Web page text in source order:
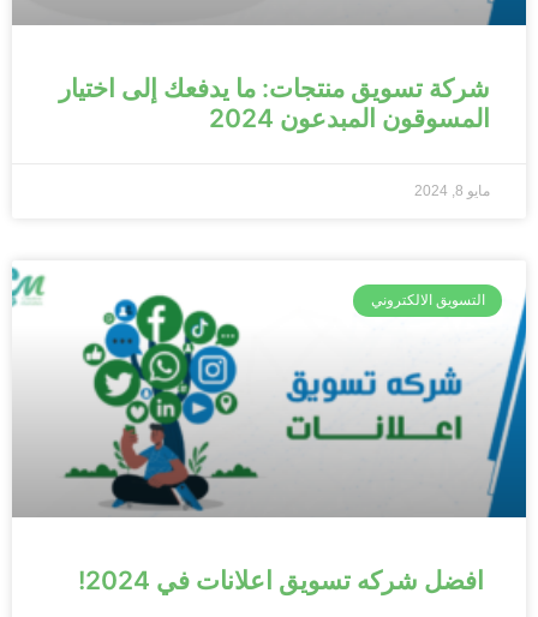
شركة تسويق منتجات: ما يدفعك إلى اختيار
المسوقون المبدعون 2024
مايو 8, 2024
التسويق الالكتروني
افضل شركه تسويق اعلانات في 2024!